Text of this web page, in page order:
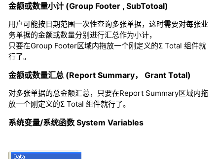
金额或数量小计 (Group Footer , SubTotoal)
用户可能按日期范围一次性查询多张单据，这时需要对每张业
务单据的金额或数量分别进行汇总作为小计，
只要在Group Footer区域内拖放一个刚定义的Σ Total 组件就
行了。
金额或数量汇总 (Report Summary， Grant Total)
对多张单据的总金额汇总，只要在Report Summary区域内拖
放一个刚定义的Σ Total 组件就行了。
系统变量/系统函数 System Variables